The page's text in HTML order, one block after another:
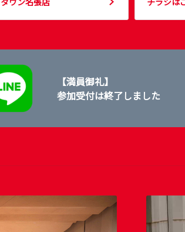
【満員御礼】
参加受付は終了しました